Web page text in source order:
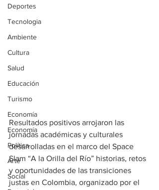
Deportes
Tecnologia
Ambiente
Cultura
Salud
Educación
Turismo
Economía
Economía
Política
Arte
Social
Resultados positivos arrojaron las
jornadas académicas y culturales
desarrolladas en el marco del Space
Slam “A la Orilla del Río” historias, retos
y oportunidades de las transiciones
justas en Colombia, organizado por el